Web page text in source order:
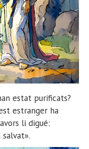
estat purificats?
estranger ha
li digué:
salvat».